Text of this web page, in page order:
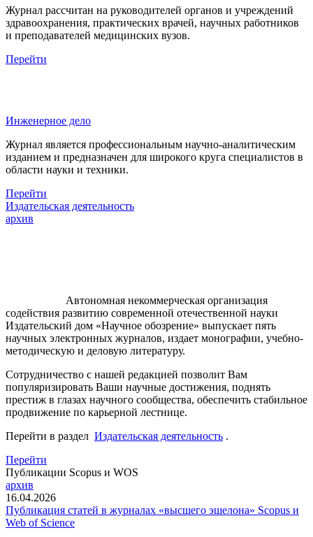
Журнал рассчитан на руководителей органов и учреждений
здравоохранения, практических врачей, научных работников
и преподавателей медицинских вузов.
Перейти
Инженерное дело
Журнал является профессиональным научно-аналитическим
изданием и предназначен для широкого круга специалистов в
области науки и техники.
Перейти
Издательская деятельность
архив
Автономная некоммерческая организация
содействия развитию современной отечественной науки
Издательский дом «Научное обозрение» выпускает пять
научных электронных журналов, издает монографии, учебно-
методическую и деловую литературу.
Сотрудничество с нашей редакцией позволит Вам
популяризировать Ваши научные достижения, поднять
престиж в глазах научного сообщества, обеспечить стабильное
продвижение по карьерной лестнице.
Перейти в раздел Издательская деятельность .
Перейти
Публикации Scopus и WOS
архив
16.04.2026
Публикация статей в журналах «высшего эшелона» Scopus и
Web of Science